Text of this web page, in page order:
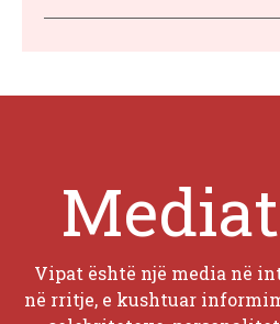
Vipat është një media në
në rritje, e kushtuar